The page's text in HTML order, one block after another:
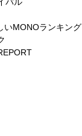
いMONOランキング